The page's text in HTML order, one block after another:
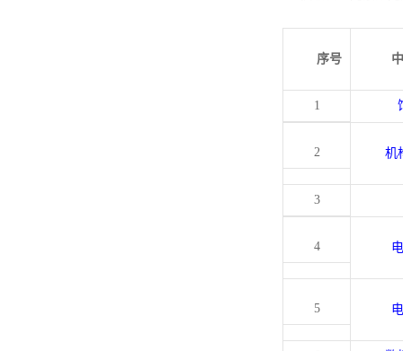
序号
1
2 机
3
4
5